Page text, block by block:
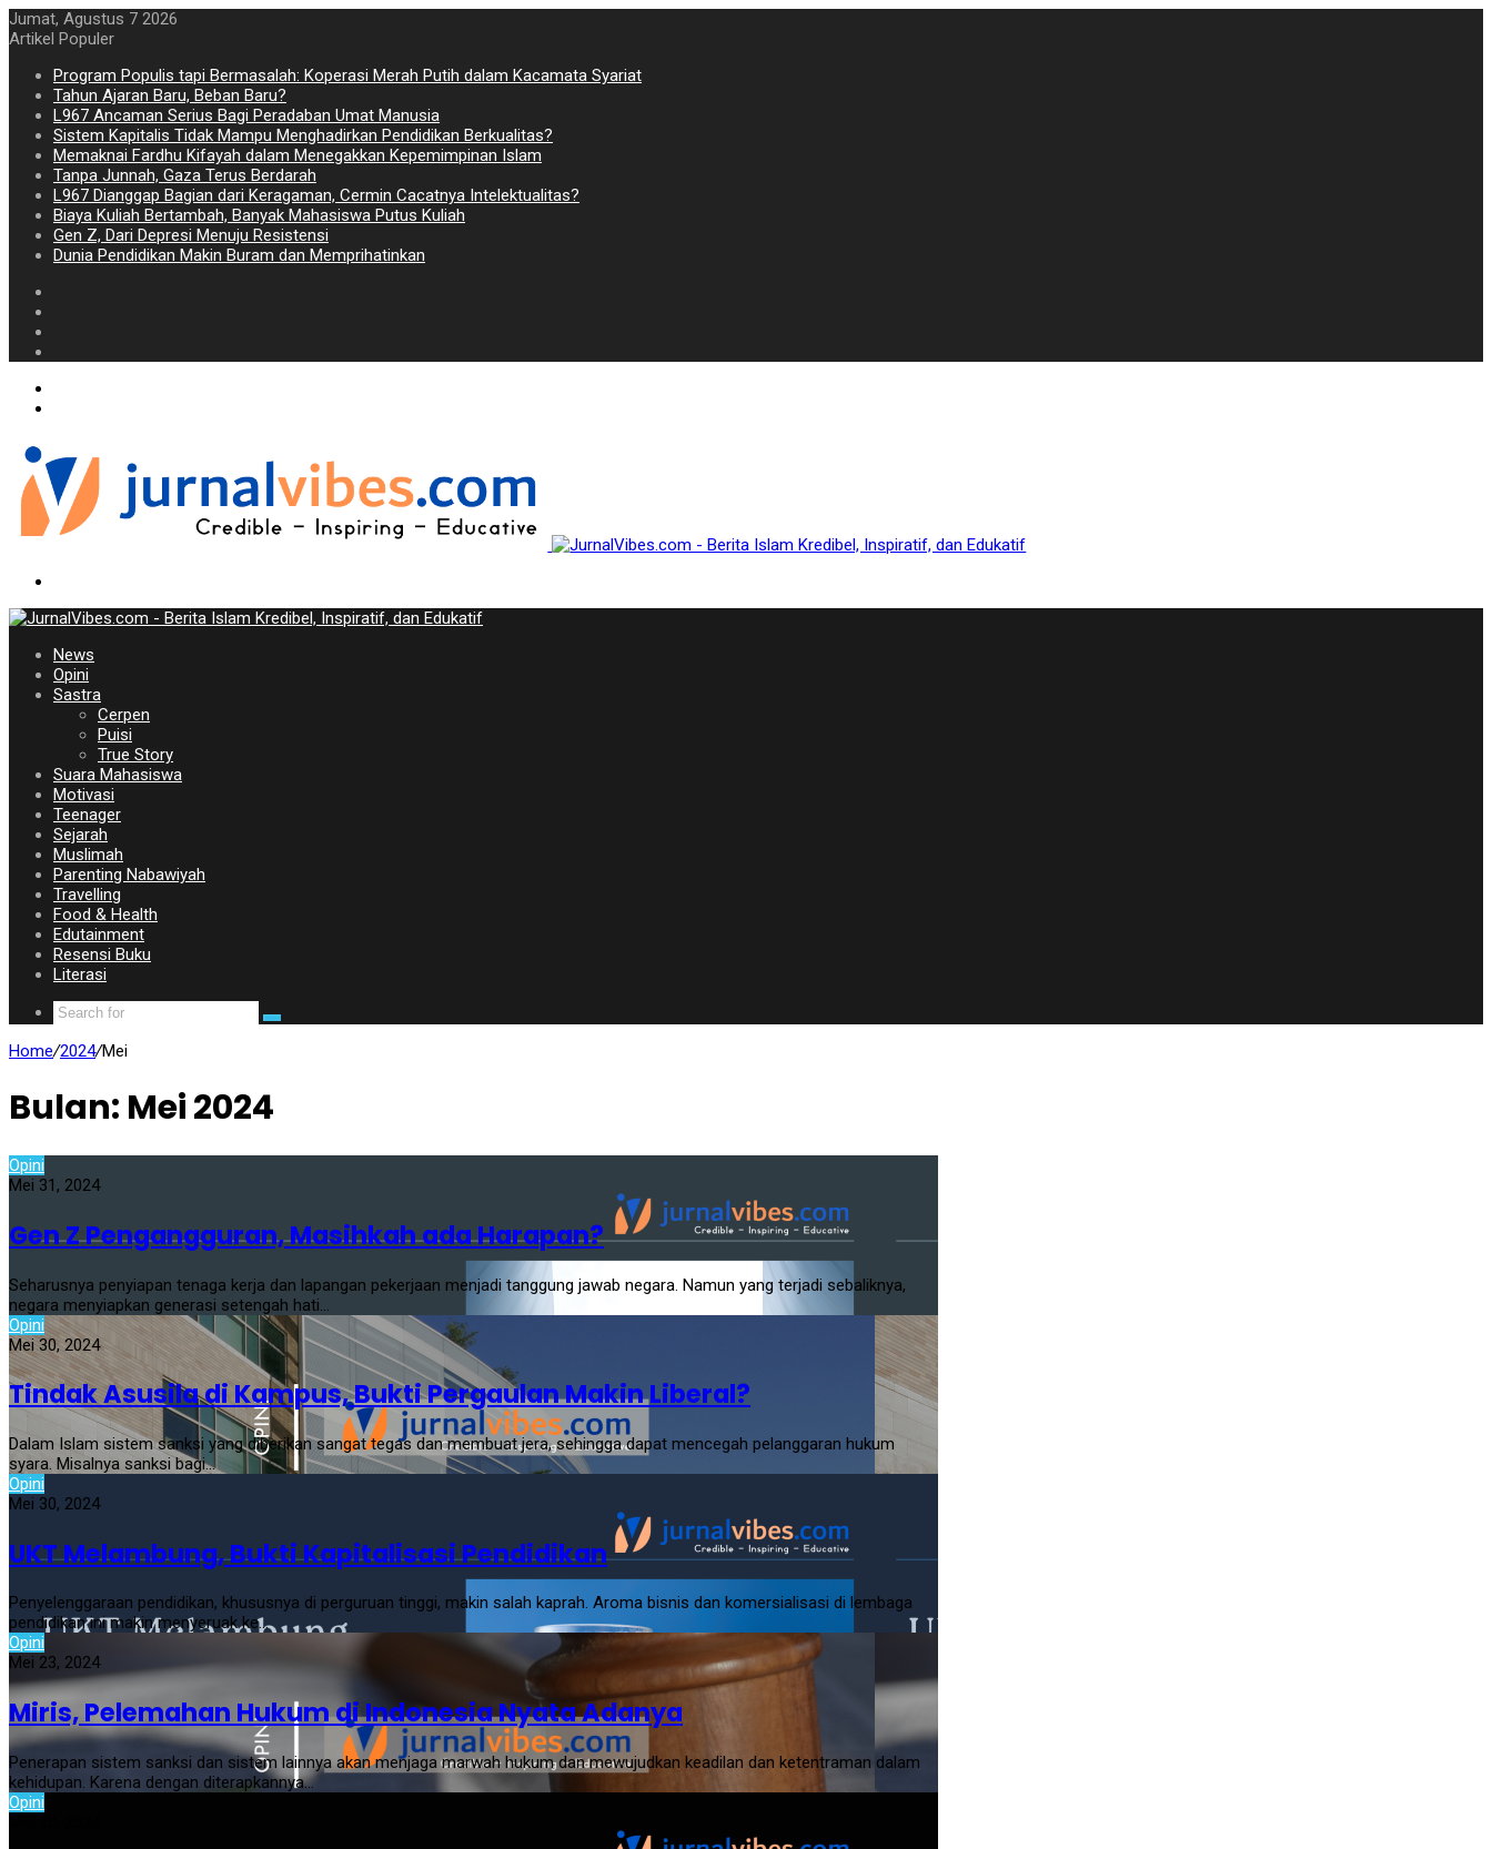
Jumat, Agustus 7 2026
Artikel Populer
Program Populis tapi Bermasalah: Koperasi Merah Putih dalam Kacamata Syariat
Tahun Ajaran Baru, Beban Baru?
L967 Ancaman Serius Bagi Peradaban Umat Manusia
Sistem Kapitalis Tidak Mampu Menghadirkan Pendidikan Berkualitas?
Memaknai Fardhu Kifayah dalam Menegakkan Kepemimpinan Islam
Tanpa Junnah, Gaza Terus Berdarah
L967 Dianggap Bagian dari Keragaman, Cermin Cacatnya Intelektualitas?
Biaya Kuliah Bertambah, Banyak Mahasiswa Putus Kuliah
Gen Z, Dari Depresi Menuju Resistensi
Dunia Pendidikan Makin Buram dan Memprihatinkan
News
Opini
Sastra
Cerpen
Puisi
True Story
Suara Mahasiswa
Motivasi
Teenager
Sejarah
Muslimah
Parenting Nabawiyah
Travelling
Food & Health
Edutainment
Resensi Buku
Literasi
Home/2024/Mei
Bulan: Mei 2024
Opini
Mei 31, 2024
Gen Z Pengangguran, Masihkah ada Harapan?
Seharusnya penyiapan tenaga kerja dan lapangan pekerjaan menjadi tanggung jawab negara. Namun yang terjadi sebaliknya,
negara menyiapkan generasi setengah hati…
Opini
Mei 30, 2024
Tindak Asusila di Kampus, Bukti Pergaulan Makin Liberal?
Dalam Islam sistem sanksi yang diberikan sangat tegas dan membuat jera, sehingga dapat mencegah pelanggaran hukum
syara. Misalnya sanksi bagi…
Opini
Mei 30, 2024
UKT Melambung, Bukti Kapitalisasi Pendidikan
Penyelenggaraan pendidikan, khususnya di perguruan tinggi, makin salah kaprah. Aroma bisnis dan komersialisasi di lembaga
pendidikan ini makin menyeruak ke…
Opini
Mei 23, 2024
Miris, Pelemahan Hukum di Indonesia Nyata Adanya
Penerapan sistem sanksi dan sistem lainnya akan menjaga marwah hukum dan mewujudkan keadilan dan ketentraman dalam
kehidupan. Karena dengan diterapkannya…
Opini